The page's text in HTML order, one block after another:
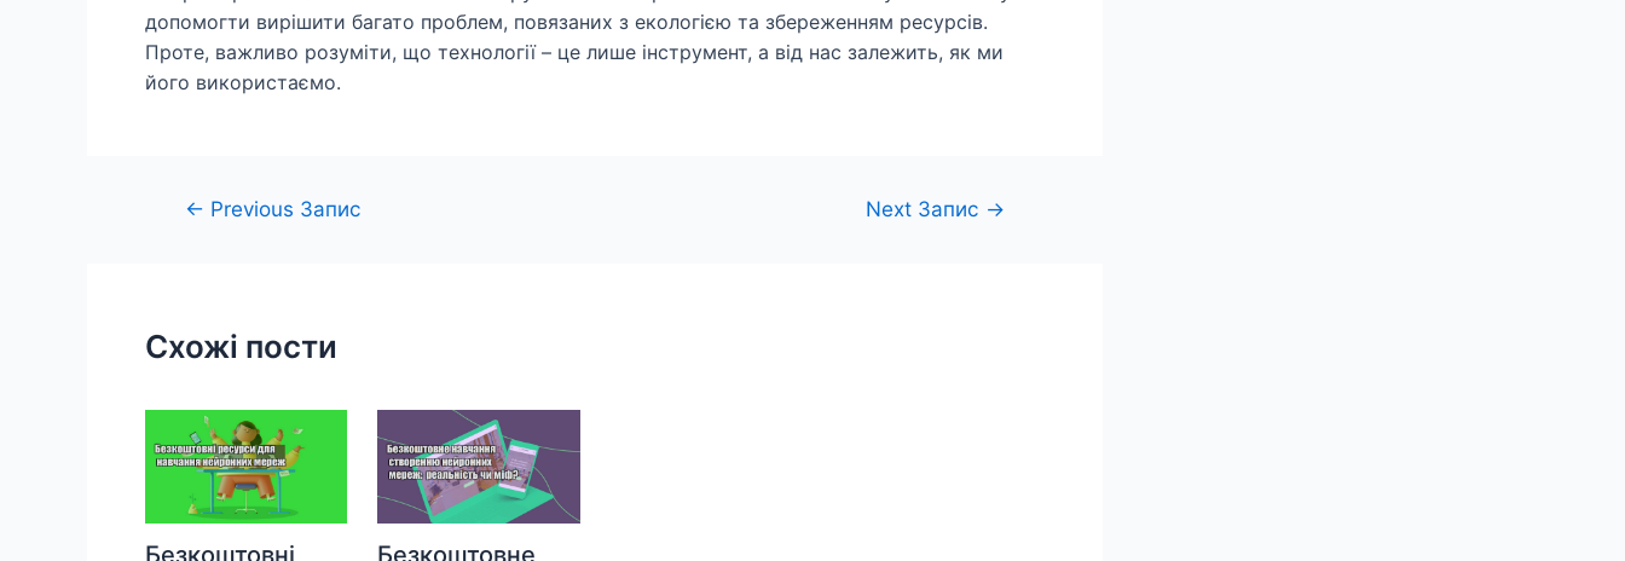
допомогти вирішити багато проблем, повязаних з екологією та збереженням ресурсів.
Проте, важливо розуміти, що технології – це лише інструмент, а від нас залежить, як ми
його використаємо.
Навігація
← Previous Запис Next Запис →
Схожі пости
Безкоштовні Безкоштовне